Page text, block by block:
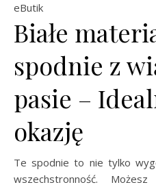
eButik
Białe
spodnie z
pasie –
okazję
Te spodnie to nie tylko
wszechstronność.